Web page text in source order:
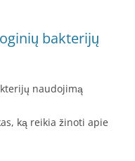
bakterijų
naudojimą
ką reikia žinoti apie